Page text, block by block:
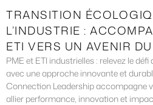
TRANSITION
L’INDUSTRIE :
ETI VERS UN AVENIR
PME et ETI industrielles : relevez le
avec une approche innovante et
Connection Leadership accompagne
allier performance, innovation et